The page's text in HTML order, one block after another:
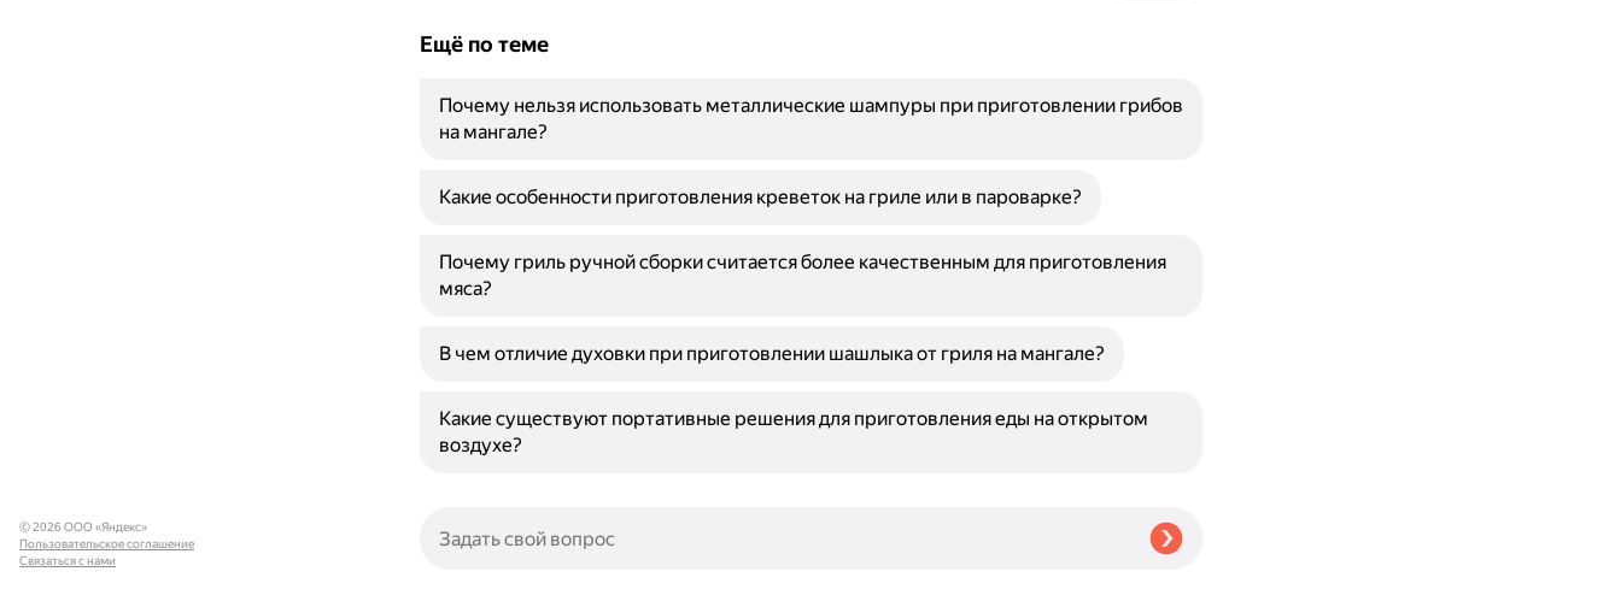
Ещё по теме
Почему нельзя использовать металлические шампуры при приготовлении грибов
на мангале?
Какие особенности приготовления креветок на гриле или в пароварке?
Почему гриль ручной сборки считается более качественным для приготовления
мяса?
В чем отличие духовки при приготовлении шашлыка от гриля на мангале?
Какие существуют портативные решения для приготовления еды на открытом
воздухе?
© 2026 ООО «Яндекс»
Пользовательское соглашение
Связаться с нами